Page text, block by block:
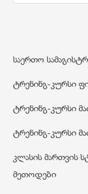
საერთო
ტრენინგ-კურსი
ტრენინგ-კურსი
ტრენინგ-კურსი
კლასის მართვის
მეთოდები